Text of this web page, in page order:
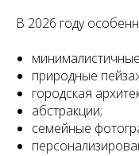
В 2026 году
природные
городская
абстракции;
семейные